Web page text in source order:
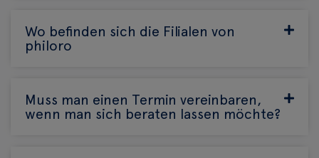
Wo befinden sich die Filialen von
philoro
Muss man einen Termin vereinbaren,
wenn man sich beraten lassen möchte?